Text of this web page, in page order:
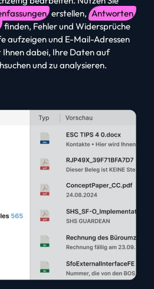
erstellen, Antworten
finden, Fehler und Widersprüche
aufzeigen und E-Mail-Adressen
dabei, Ihre Daten auf
und zu analysieren.